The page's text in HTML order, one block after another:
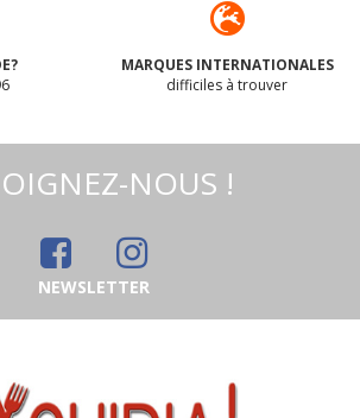
MARQUES INTERNATIONALES
difficiles à trouver
NOUS !
NEWSLETTER